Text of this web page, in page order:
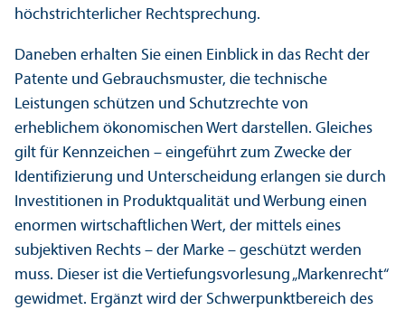
höchstrichterlicher Rechts­prechung.
Daneben erhalten Sie einen Einblick in das Recht der
Patente und Gebrauchsmuster, die technische
Leistungen schützen und Schutz­rechte von
erheblichem ökonomischen Wert darstellen. Gleiches
gilt für Kennzeichen – eingeführt zum Zwecke der
Identifizierung und Unter­scheidung erlangen sie durch
Investitionen in Produktqualität und Werbung einen
enormen wirtschaft­lichen Wert, der mittels eines
subjektiven Rechts – der Marke – geschützt werden
muss. Dieser ist die Vertiefungs­vorlesung „Markenrecht“
gewidmet. Ergänzt wird der Schwerpunkt­bereich des